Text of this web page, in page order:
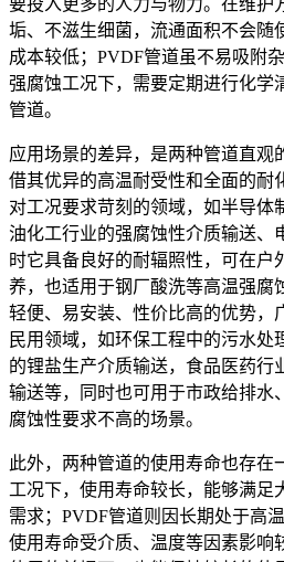
垢、不滋生细菌，流通面积不会随
成本较低；PVDF管道虽不易吸附
强腐蚀工况下，需要定期进行化学
管道。
应用场景的差异，是两种管道直观
借其优异的高温耐受性和全面的耐
对工况要求苛刻的领域，如半导体
油化工行业的强腐蚀性介质输送、
时它具备良好的耐辐照性，可在户
养，也适用于钢厂酸洗等高温强腐
轻便、易安装、性价比高的优势，
民用领域，如环保工程中的污水处
的锂盐生产介质输送，食品医药行
输送等，同时也可用于市政给排水
腐蚀性要求不高的场景。
此外，两种管道的使用寿命也存在
工况下，使用寿命较长，能够满足
需求；PVDF管道则因长期处于高
使用寿命受介质、温度等因素影响